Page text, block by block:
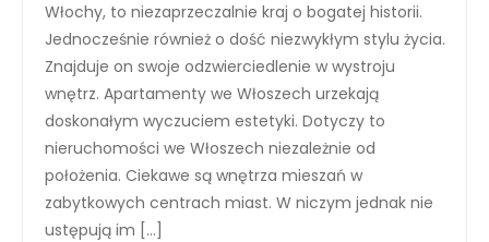
Włochy, to niezaprzeczalnie kraj o bogatej historii.
Jednocześnie również o dość niezwykłym stylu życia.
Znajduje on swoje odzwierciedlenie w wystroju
wnętrz. Apartamenty we Włoszech urzekają
doskonałym wyczuciem estetyki. Dotyczy to
nieruchomości we Włoszech niezależnie od
położenia. Ciekawe są wnętrza mieszań w
zabytkowych centrach miast. W niczym jednak nie
ustępują im […]